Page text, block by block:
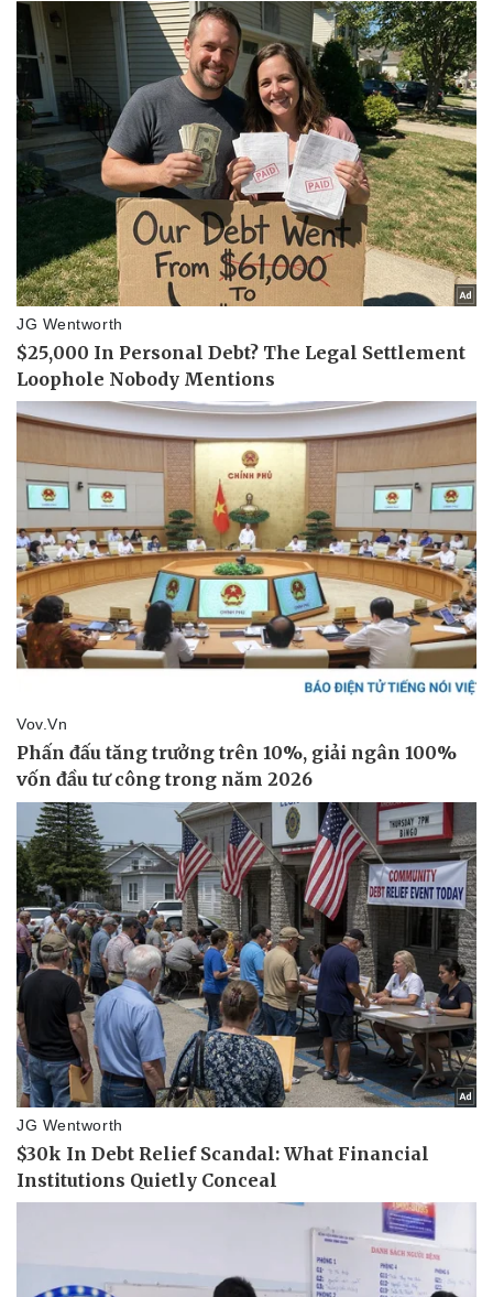
Pháp luật
Vụ án
Tin nóng
Tư vấn luật
Quân sự - Quốc phòng
Vũ khí
Việt Nam
Phân tích
Thế giới thể thao
Ô tô - Xe máy
Xe máy
Tư vấn